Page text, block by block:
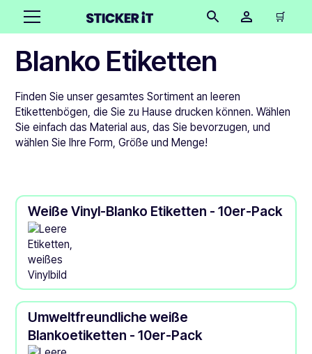
🛒
Blanko Etiketten
Finden Sie unser gesamtes Sortiment an leeren
Etikettenbögen, die Sie zu Hause drucken können. Wählen
Sie einfach das Material aus, das Sie bevorzugen, und
wählen Sie Ihre Form, Größe und Menge!
Weiße Vinyl-Blanko Etiketten - 10er-Pack
Umweltfreundliche weiße
Blankoetiketten - 10er-Pack